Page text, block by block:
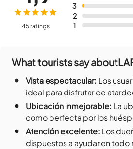
3
2
1
45 ratings
What tourists say about
• Vista espectacular: Los
ideal para disfrutar de
• Ubicación inmejorable: La
como perfecta por los
• Atención excelente: Los
dispuestos a ayudar en